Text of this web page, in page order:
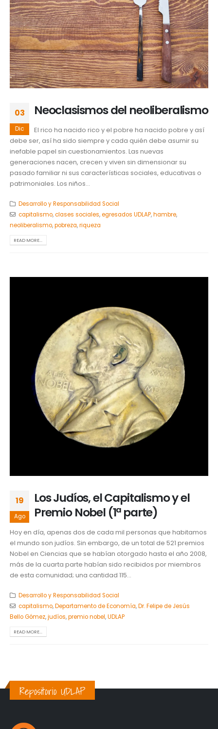
03
Dic
Neoclasismos del neoliberalismo
El rico ha nacido rico y el pobre ha nacido pobre y así
debe ser, así ha sido siempre y cada quién debe asumir su
inefable papel sin cuestionamientos. Las nuevas
generaciones nacen, crecen y viven sin dimensionar su
pasado familiar ni sus características sociales, educativas o
patrimoniales. Los niños...
Desarrollo y Responsabilidad Social
capitalismo,clases sociales,egresados UDLAP,hambre,
neoliberalismo,pobreza,riqueza
READ MORE...
19
Ago
Los Judíos, el Capitalismo y el
Premio Nobel (1ª parte)
Hoy en día, apenas dos de cada mil personas que habitamos
el mundo son judíos. Sin embargo, de un total de 521 premios
Nobel en Ciencias que se habían otorgado hasta el año 2008,
más de la cuarta parte habían sido recibidos por miembros
de esta comunidad; una cantidad 115...
Desarrollo y Responsabilidad Social
capitalismo,Departamento de Economía,Dr. Felipe de Jesús
Bello Gómez,judíos,premio nobel,UDLAP
READ MORE...
Repositorio UDLAP